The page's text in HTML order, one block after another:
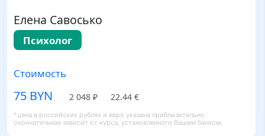
Елена Савосько
Психолог
Стоимость
75 BYN 2 048 ₽ 22.44 €
*цена в российских рублях и евро указана приблизительно,
окончательная зависит от курса, установленного Вашим банком.